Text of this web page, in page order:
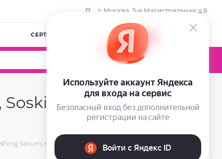
г. Москва, 5-я Магистральная д.8
СЕРТИФИКАТЫ КОМПАНИЯ
0
" Hydra-
Serum, 60 мл.